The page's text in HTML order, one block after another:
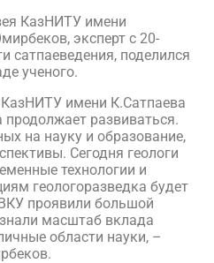
КазНИТУ имени
эксперт с 20-
сатпаеведения, поделился
ученого.
имени К.Сатпаева
развиваться.
на науку и образование,
Сегодня геологи
технологии и
геологоразведка будет
проявили большой
масштаб вклада
области науки, –